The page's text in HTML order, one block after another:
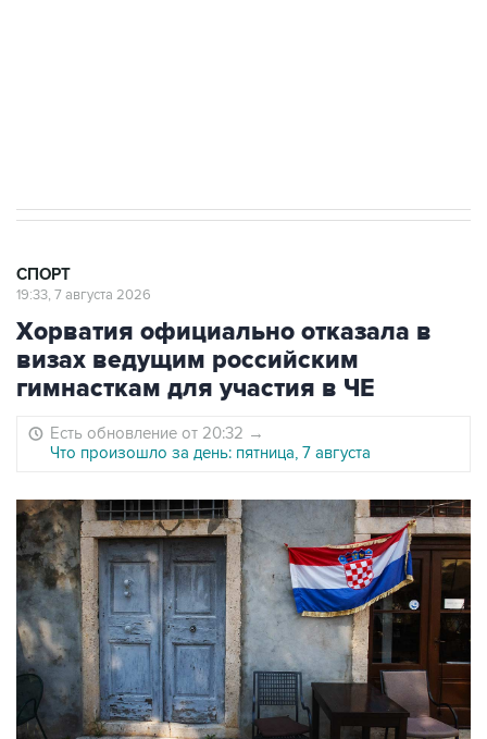
СПОРТ
19:33, 7 августа 2026
Хорватия официально отказала в
визах ведущим российским
гимнасткам для участия в ЧЕ
Есть обновление от 20:32 →
Что произошло за день: пятница, 7 августа